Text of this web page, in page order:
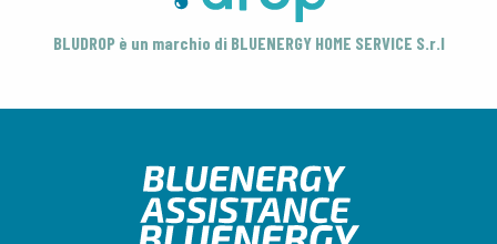
BLUDROP è un marchio di BLUENERGY HOME SERVICE S.r.l